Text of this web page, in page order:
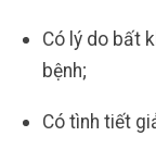
Có lý do bất
bệnh;
Có tình tiết